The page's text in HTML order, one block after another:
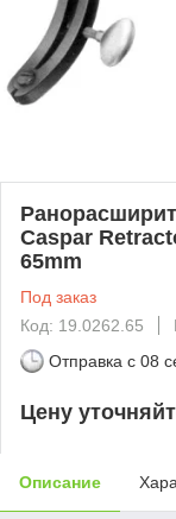
Caspar
65mm
Под заказ
Код: 19.0262.65
Отправка с 08
Цену
Описание